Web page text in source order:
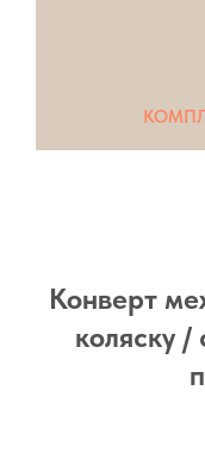
Конверт
коляску /